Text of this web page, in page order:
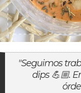
"Seguimos
dips 💪🏼.